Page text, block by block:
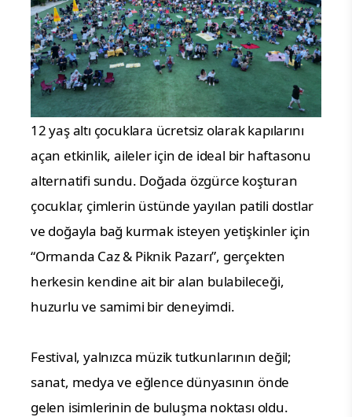
12 yaş altı çocuklara ücretsiz olarak kapılarını
açan etkinlik, aileler için de ideal bir haftasonu
alternatifi sundu. Doğada özgürce koşturan
çocuklar, çimlerin üstünde yayılan patili dostlar
ve doğayla bağ kurmak isteyen yetişkinler için
“Ormanda Caz & Piknik Pazarı”, gerçekten
herkesin kendine ait bir alan bulabileceği,
huzurlu ve samimi bir deneyimdi.
Festival, yalnızca müzik tutkunlarının değil;
sanat, medya ve eğlence dünyasının önde
gelen isimlerinin de buluşma noktası oldu.